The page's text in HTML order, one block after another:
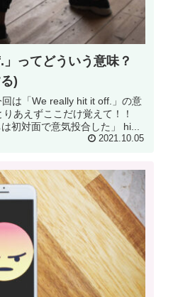
ってどういう意味？
)
は「We really hit it off.」の意
あえずここだけ覚えて！！
初対面で意気投合した」 hi...
2021.10.05